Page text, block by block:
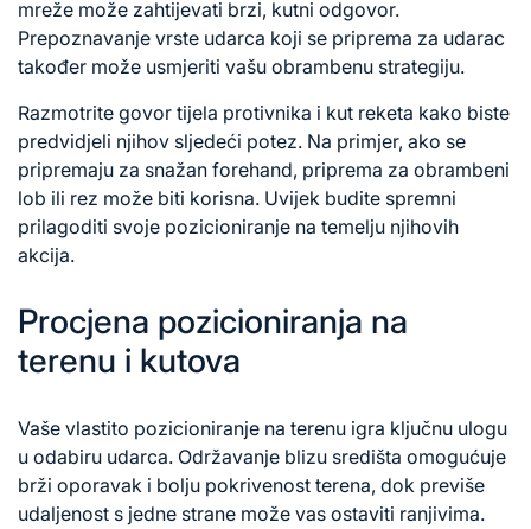
mreže može zahtijevati brzi, kutni odgovor.
Prepoznavanje vrste udarca koji se priprema za udarac
također može usmjeriti vašu obrambenu strategiju.
Razmotrite govor tijela protivnika i kut reketa kako biste
predvidjeli njihov sljedeći potez. Na primjer, ako se
pripremaju za snažan forehand, priprema za obrambeni
lob ili rez može biti korisna. Uvijek budite spremni
prilagoditi svoje pozicioniranje na temelju njihovih
akcija.
Procjena pozicioniranja na
terenu i kutova
Vaše vlastito pozicioniranje na terenu igra ključnu ulogu
u odabiru udarca. Održavanje blizu središta omogućuje
brži oporavak i bolju pokrivenost terena, dok previše
udaljenost s jedne strane može vas ostaviti ranjivima.